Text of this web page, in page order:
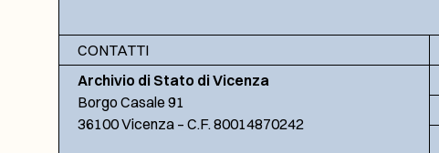
CONTATTI
Archivio di Stato di Vicenza
Borgo Casale 91
36100 Vicenza – C.F. 80014870242